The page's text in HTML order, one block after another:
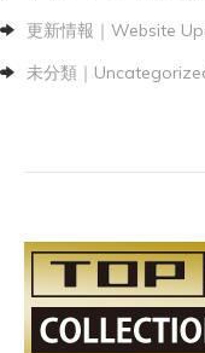
更新情報｜Website
未分類｜